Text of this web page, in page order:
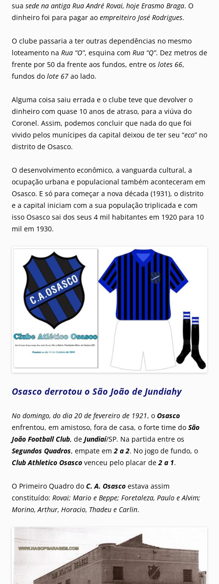
sua sede na antiga Rua André Rovai, hoje Erasmo Braga. O
dinheiro foi para pagar ao empreiteiro José Rodrigues.
O clube passaria a ter outras dependências no mesmo
loteamento na Rua “O”, esquina com Rua “Q”. Dez metros de
frente por 50 da frente aos fundos, entre os lotes 66,
fundos do lote 67 ao lado.
Alguma coisa saiu errada e o clube teve que devolver o
dinheiro com quase 10 anos de atraso, para a viúva do
Coronel. Assim, podemos concluir que nada do que foi
vivido pelos munícipes da capital deixou de ter seu “eco” no
distrito de Osasco.
O desenvolvimento econômico, a vanguarda cultural, a
ocupação urbana e populacional também aconteceram em
Osasco. E só para começar a nova década (1931), o distrito
e a capital iniciam com a sua população triplicada e com
isso Osasco sai dos seus 4 mil habitantes em 1920 para 10
mil em 1930.
Osasco derrotou o São João de Jundiahy
No domingo, do dia 20 de fevereiro de 1921, o Osasco
enfrentou, em amistoso, fora de casa, o forte time do São
João Football Club, de Jundiaí/SP. Na partida entre os
Segundos Quadros, empate em2 a 2. No jogo de fundo, o
Club Athletico Osasco venceu pelo placar de2 a 1.
O Primeiro Quadro do C. A. Osasco estava assim
constituído: Rovai; Mario e Beppe; Foretaleza, Paulo e Alvim;
Morino, Arthur, Horacio, Thadeu e Carlin.